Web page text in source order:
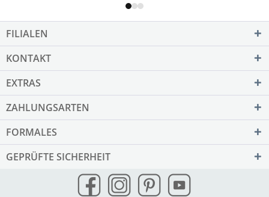
FILIALEN
KONTAKT
EXTRAS
ZAHLUNGSARTEN
FORMALES
GEPRÜFTE SICHERHEIT